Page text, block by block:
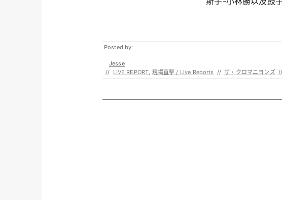
Posted by:
Jesse
// LIVE REPORT, 現場直擊 / Live Reports // ザ・クロマニヨンズ //